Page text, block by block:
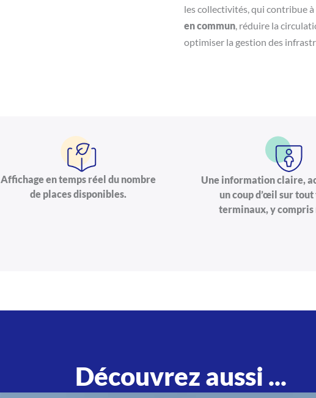
les collectivités, qui contribue à
en commun, réduire la
optimiser la gestion des
Affichage en temps réel du nombre
de places disponibles.
Une information claire,
un coup d’œil sur tout
terminaux, y compris
Découvrez aussi ...